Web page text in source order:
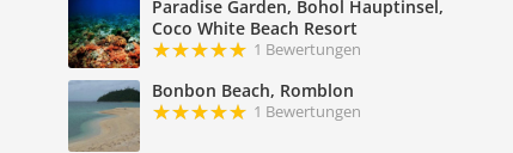
Paradise Garden, Bohol Hauptinsel,
Coco White Beach Resort
1 Bewertungen
Bonbon Beach, Romblon
1 Bewertungen